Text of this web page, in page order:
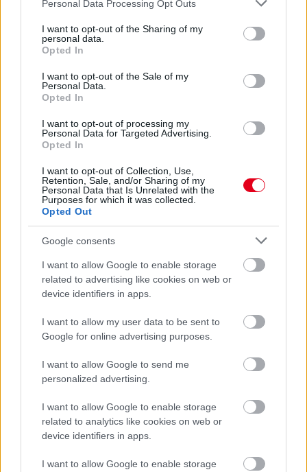
not limited to your visit or usage behaviour. You may click to
grant or deny consent to Google and its third-party tags to
use your data for below specified purposes in below Google
consent section.
Personal Data Processing Opt Outs
I want to opt-out of the Sharing of my
personal data.
Opted In
I want to opt-out of the Sale of my
Personal Data.
Opted In
I want to opt-out of processing my
Personal Data for Targeted Advertising.
Opted In
I want to opt-out of Collection, Use,
Retention, Sale, and/or Sharing of my
Personal Data that Is Unrelated with the
Purposes for which it was collected.
Opted Out
Google consents
I want to allow Google to enable storage
related to advertising like cookies on web or
device identifiers in apps.
I want to allow my user data to be sent to
Google for online advertising purposes.
I want to allow Google to send me
personalized advertising.
I want to allow Google to enable storage
related to analytics like cookies on web or
device identifiers in apps.
I want to allow Google to enable storage
lekörözte őt Isztambulban: az orosz szerint a piszkos vízpermet
tehetett a dologról, amely miatt „mintha vakon vezetett volna”.
részletek
Hallgasd meg a Formula Podcast
legfrissebb adását!
Kövess minket a Facebookon
2 órája
Óriási bevétel-visszaesést könyvelhetett el az F1 a